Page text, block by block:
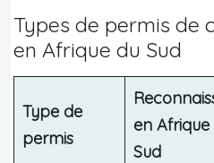
Types de permis de
en Afrique du Sud
Type de
permis
en Afrique
Sud